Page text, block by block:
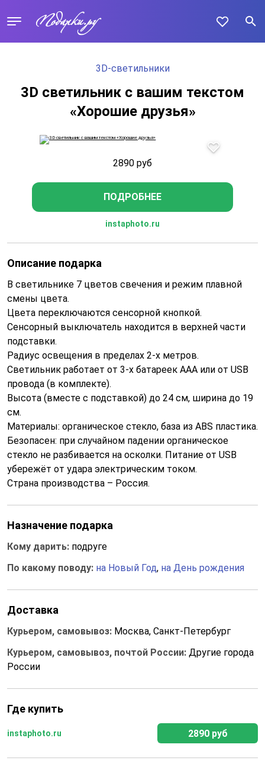
3D-светильники
3D светильник с вашим текстом
«Хорошие друзья»
2890 руб
ПОДРОБНЕЕ
instaphoto.ru
Описание подарка
В светильнике 7 цветов свечения и режим плавной
смены цвета.
Цвета переключаются сенсорной кнопкой.
Сенсорный выключатель находится в верхней части
подставки.
Радиус освещения в пределах 2-х метров.
Светильник работает от 3-х батареек ААА или от USB
провода (в комплекте).
Высота (вместе с подставкой) до 24 см, ширина до 19
см.
Материалы: органическое стекло, база из ABS пластика.
Безопасен: при случайном падении органическое
стекло не разбивается на осколки. Питание от USB
убережёт от удара электрическим током.
Страна производства – Россия.
Назначение подарка
Кому дарить: подруге
По какому поводу: на Новый Год, на День рождения
Доставка
Курьером, самовывоз: Москва, Санкт-Петербург
Курьером, самовывоз, почтой России: Другие города
России
Где купить
instaphoto.ru 2890 руб